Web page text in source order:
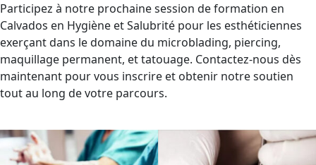
Participez à notre prochaine session de formation en
Calvados en Hygiène et Salubrité pour les esthéticiennes
exerçant dans le domaine du microblading, piercing,
maquillage permanent, et tatouage. Contactez-nous dès
maintenant pour vous inscrire et obtenir notre soutien
tout au long de votre parcours.